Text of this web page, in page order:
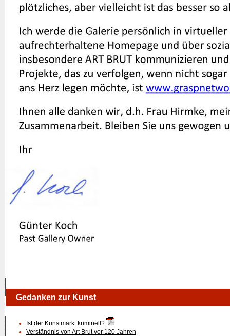
Gedanken zur Kunst
Ist der Kunstmarkt kriminell?
Verständnis von Art Brut vor 120 Jahren